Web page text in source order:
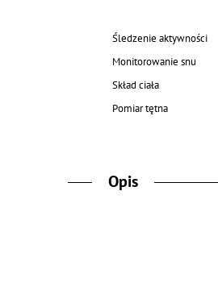
Śledzenie aktywności
Monitorowanie snu
Skład ciała
Pomiar tętna
Opis